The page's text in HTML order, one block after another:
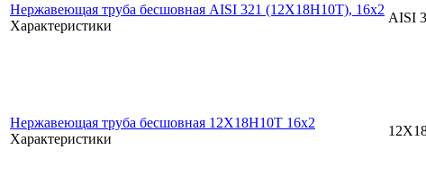
Нержавеющая труба бесшовная AISI 321 (12Х18Н10Т), 16х2
Характеристики
AISI
Нержавеющая труба бесшовная 12Х18Н10Т 16x2
Характеристики